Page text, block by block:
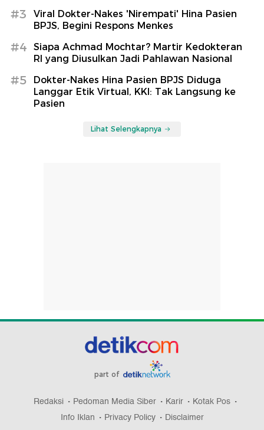
#3
Viral Dokter-Nakes 'Nirempati' Hina Pasien
BPJS, Begini Respons Menkes
#4
Siapa Achmad Mochtar? Martir Kedokteran
RI yang Diusulkan Jadi Pahlawan Nasional
#5
Dokter-Nakes Hina Pasien BPJS Diduga
Langgar Etik Virtual, KKI: Tak Langsung ke
Pasien
Lihat Selengkapnya
part of
Redaksi Pedoman Media Siber Karir
Kotak Pos
Info Iklan
Privacy Policy Disclaimer